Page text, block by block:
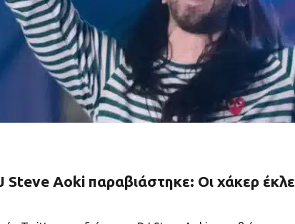
Aoki παραβιάστηκε: Οι χάκερ